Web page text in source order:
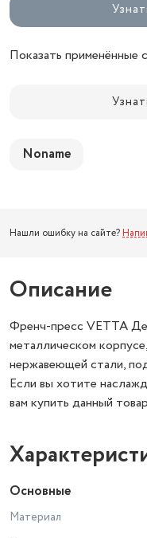
Показать применённые
Noname
Нашли ошибку на сайте?
Описание
Френч-пресс VETTA
металлическом
нержавеющей стали,
Если вы хотите
вам купить данный
Основные
Материал